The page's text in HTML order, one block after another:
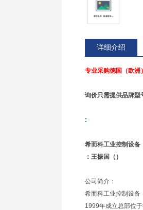
详细介绍
专业采购德国（欧洲
询价只需提供品牌型
:
希而科工业控制设备
：王振国（）
公司简介：
希而科工业控制设备
1999年成立总部位